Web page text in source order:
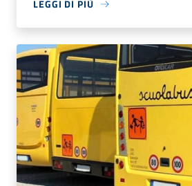
LEGGI DI PIÙ